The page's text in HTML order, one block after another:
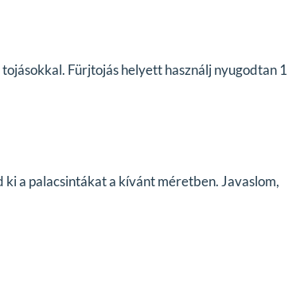
Fürjtojás helyett használj nyugodtan 1
a palacsintákat a kívánt méretben. Javaslom,